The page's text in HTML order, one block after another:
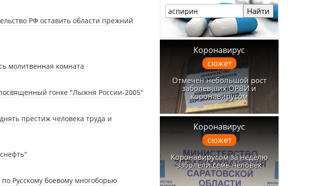
РФ оставить области прежний
молитвенная комната
гонке "Лыжня России-2005"
престиж человека труда и
Русскому боевому многоборью
Найти
Коронавирус
сюжет
Отмечен небольшой рост
заболевших ОРВИ и
коронавирусом
Коронавирус
сюжет
Коронавирусом за неделю
заболели семь человек